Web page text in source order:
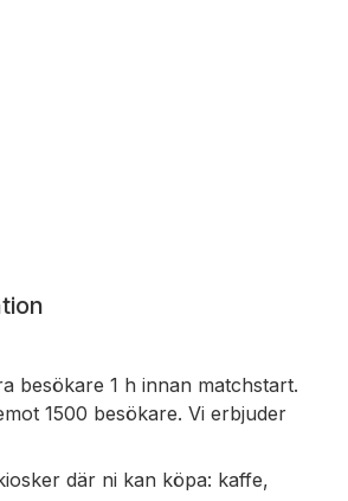
besökare 1 h innan matchstart.
1500 besökare. Vi erbjuder
där ni kan köpa: kaffe,